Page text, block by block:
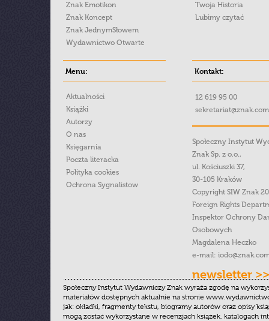
Znak Emotikon
Znak Koncept
Znak JednymSłowem
Wydawnictwo Otwarte
Twoja Historia
Lubimy czytać
Menu:
Aktualności
Książki
Autorzy
O nas
Księgarnia
Poczta literacka
Polityka cookies
Ochrona Sygnalistow
Kontakt:
12 619 95 00
Społeczny Instytut
Znak Sp. z o.o.,
ul. Kościuszki 37,
30-105 Kraków
Copyright SIW Znak
Foreign Rights
Inspektor Ochrony
Osobowych
Magdalena Heczko
e-mail:
newsletter >>
Społeczny Instytut Wydawniczy Znak wyraża zgodę na
materiałów dostępnych aktualnie na stronie
jak: okładki, fragmenty tekstu, biogramy autorów oraz opisy
mogą zostać wykorzystane w recenzjach książek, katalogach